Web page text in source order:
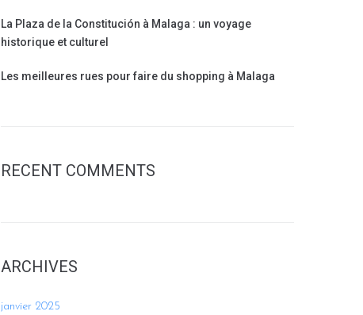
La Plaza de la Constitución à Malaga : un voyage
historique et culturel
Les meilleures rues pour faire du shopping à Malaga
RECENT COMMENTS
ARCHIVES
janvier 2025